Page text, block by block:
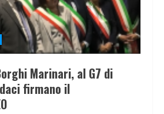
Marinari, al G7 di
firmano il